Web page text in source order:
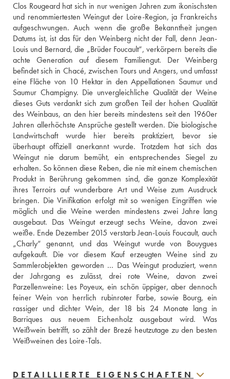
Clos Rougeard hat sich in nur wenigen Jahren zum ikonischsten
und renommiertesten Weingut der Loire-Region, ja Frankreichs
aufgeschwungen. Auch wenn die große Bekanntheit jungen
Datums ist, ist das für den Weinberg nicht der Fall, denn Jean-
Louis und Bernard, die „Brüder Foucault“, verkörpern bereits die
achte Generation auf diesem Familiengut. Der Weinberg
befindet sich in Chacé, zwischen Tours und Angers, und umfasst
eine Fläche von 10 Hektar in den Appellationen Saumur und
Saumur Champigny. Die unvergleichliche Qualität der Weine
dieses Guts verdankt sich zum großen Teil der hohen Qualität
des Weinbaus, an den hier bereits mindestens seit den 1960er
Jahren allerhöchste Ansprüche gestellt werden. Die biologische
Landwirtschaft wurde hier bereits praktiziert, bevor sie
überhaupt offiziell anerkannt wurde. Trotzdem hat sich das
Weingut nie darum bemüht, ein entsprechendes Siegel zu
erhalten. So können diese Reben, die nie mit einem chemischen
Produkt in Berührung gekommen sind, die ganze Komplexität
ihres Terroirs auf wunderbare Art und Weise zum Ausdruck
bringen. Die Vinifikation erfolgt mit so wenigen Eingriffen wie
möglich und die Weine werden mindestens zwei Jahre lang
ausgebaut. Das Weingut erzeugt sechs Weine, davon zwei
weiße. Ende Dezember 2015 verstarb Jean-Louis Foucault, auch
„Charly“ genannt, und das Weingut wurde von Bouygues
aufgekauft. Die vor diesem Kauf erzeugten Weine sind zu
Sammlerobjekten geworden ... Das Weingut produziert, wenn
der Jahrgang es zulässt, drei rote Weine, davon zwei
Parzellenweine: Les Poyeux, ein schön üppiger, aber dennoch
feiner Wein von herrlich rubinroter Farbe, sowie Bourg, ein
rassiger und dichter Wein, der 18 bis 24 Monate lang in
Barriques aus neuem Eichenholz ausgebaut wird. Was
Weißwein betrifft, so zählt der Brezé heutzutage zu den besten
Weißweinen des Loire-Tals.
DETAILLIERTE EIGENSCHAFTEN